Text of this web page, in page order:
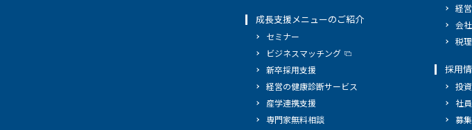
成長支援メニューのご紹介
セミナー
ビジネスマッチング
新卒採用支援
経営の健康診断サービス
産学連携支援
専門家無料相談
経
会
税
採用
投
社
募